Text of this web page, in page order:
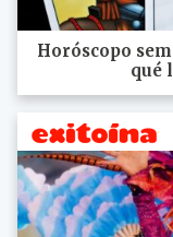
Horóscopo
qué